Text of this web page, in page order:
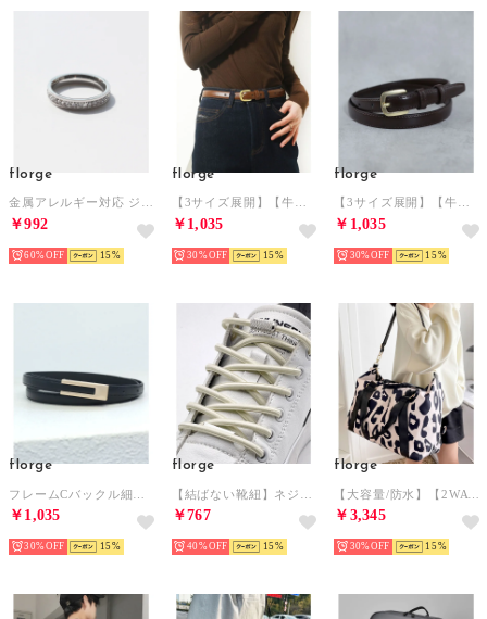
florge
金属アレルギー対応 ジルコニアラインペアリング 1連/11号 （シルバー）
￥992
60% 15
florge
【3サイズ展開】【牛革】ピンバックルレザーライクベルト （L/M/S） （キャメル）
￥1,035
30% 15
florge
【3サイズ展開】【牛革】ピンバックルレザーライクベルト （L/M/S） （モカ）
￥1,035
30% 15
florge
￥1,035
30% 15
florge
￥767
40% 15
florge
￥3,345
30% 15